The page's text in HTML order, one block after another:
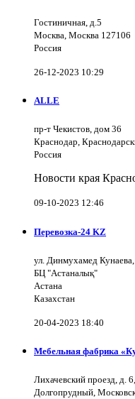
Гостиничная, д.5
Москва, Москва 127106
Россия
26-12-2023 10:29
ALLE
пр-т Чекистов, дом 36
Краснодар,
Россия
Новости края
09-10-2023 12:46
Перевозка-24 KZ
ул. Динмухамед
БЦ "Астаналық"
Астана
Казахстан
20-04-2023 18:40
Мебельная фабрика
Лихачевский проезд, д.
Долгопрудный,